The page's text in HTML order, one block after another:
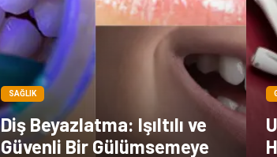
SAĞLIK
Diş Beyazlatma: Işıltılı ve
Güvenli Bir Gülümsemeye